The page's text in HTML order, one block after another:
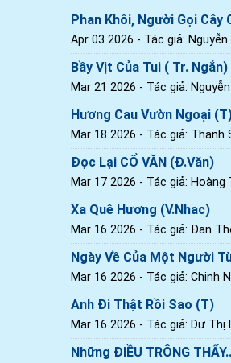
Phan Khôi, Người Gọi Cây
Apr 03 2026 - Tác giả:
Bầy Vịt Của Tui ( Tr. Ngắn)
Mar 21 2026 - Tác giả:
Hương Cau Vườn Ngoại
Mar 18 2026 - Tác giả: Thanh
Đọc Lại CỔ VĂN (Đ.Văn)
Mar 17 2026 - Tác giả: Hoàng
Xa Quê Hương (V.Nhac)
Mar 16 2026 - Tác giả: Đan
Ngày Về Của Một Người
Mar 16 2026 - Tác giả: Chinh
Anh Đi Thật Rồi Sao (T)
Mar 16 2026 - Tác giả: Dư Thị
Những ĐIỀU TRÔNG